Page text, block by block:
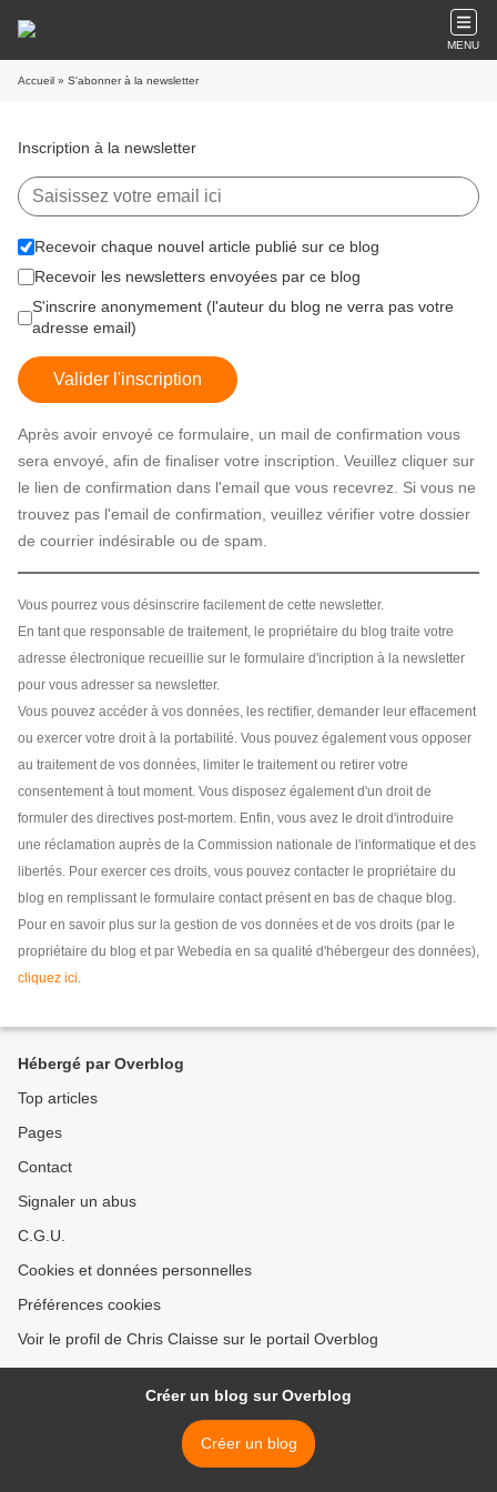
MENU
Accueil » S'abonner à la newsletter
Inscription à la newsletter
Recevoir chaque nouvel article publié sur ce blog
Recevoir les newsletters envoyées par ce blog
S'inscrire anonymement (l'auteur du blog ne verra pas votre
adresse email)
Valider l'inscription
Après avoir envoyé ce formulaire, un mail de confirmation vous
sera envoyé, afin de finaliser votre inscription. Veuillez cliquer sur
le lien de confirmation dans l'email que vous recevrez. Si vous ne
trouvez pas l'email de confirmation, veuillez vérifier votre dossier
de courrier indésirable ou de spam.
Vous pourrez vous désinscrire facilement de cette newsletter.
En tant que responsable de traitement, le propriétaire du blog traite votre
adresse électronique recueillie sur le formulaire d'incription à la newsletter
pour vous adresser sa newsletter.
Vous pouvez accéder à vos données, les rectifier, demander leur effacement
ou exercer votre droit à la portabilité. Vous pouvez également vous opposer
au traitement de vos données, limiter le traitement ou retirer votre
consentement à tout moment. Vous disposez également d'un droit de
formuler des directives post-mortem. Enfin, vous avez le droit d'introduire
une réclamation auprès de la Commission nationale de l'informatique et des
libertés. Pour exercer ces droits, vous pouvez contacter le propriétaire du
blog en remplissant le formulaire contact présent en bas de chaque blog.
Pour en savoir plus sur la gestion de vos données et de vos droits (par le
propriétaire du blog et par Webedia en sa qualité d'hébergeur des données),
cliquez ici.
Hébergé par Overblog
Top articles
Pages
Contact
Signaler un abus
C.G.U.
Cookies et données personnelles
Préférences cookies
Voir le profil de Chris Claisse sur le portail Overblog
Créer un blog sur Overblog
Créer un blog